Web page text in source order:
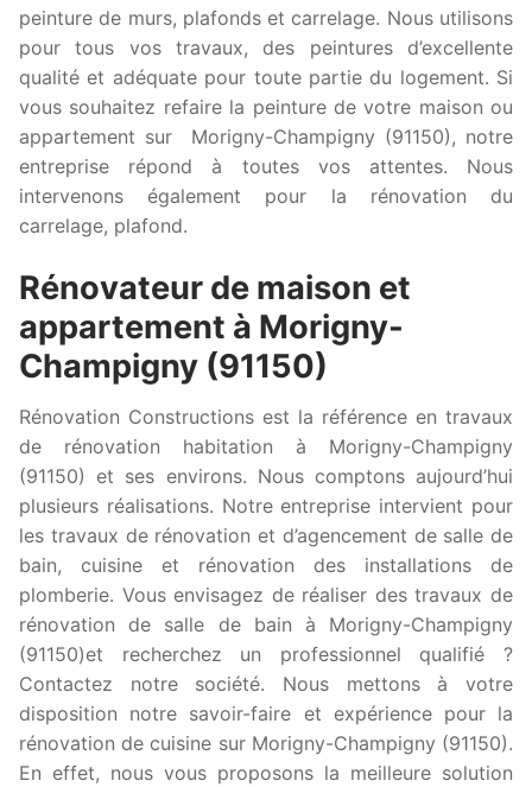
peinture de murs, plafonds et carrelage. Nous utilisons
pour tous vos travaux, des peintures d’excellente
qualité et adéquate pour toute partie du logement. Si
vous souhaitez refaire la peinture de votre maison ou
appartement sur Morigny-Champigny (91150), notre
entreprise répond à toutes vos attentes. Nous
intervenons également pour la rénovation du
carrelage, plafond.
Rénovateur de maison et
appartement à Morigny-
Champigny (91150)
Rénovation Constructions est la référence en travaux
de rénovation habitation à Morigny-Champigny
(91150) et ses environs. Nous comptons aujourd’hui
plusieurs réalisations. Notre entreprise intervient pour
les travaux de rénovation et d’agencement de salle de
bain, cuisine et rénovation des installations de
plomberie. Vous envisagez de réaliser des travaux de
rénovation de salle de bain à Morigny-Champigny
(91150)et recherchez un professionnel qualifié ?
Contactez notre société. Nous mettons à votre
disposition notre savoir-faire et expérience pour la
rénovation de cuisine sur Morigny-Champigny (91150).
En effet, nous vous proposons la meilleure solution